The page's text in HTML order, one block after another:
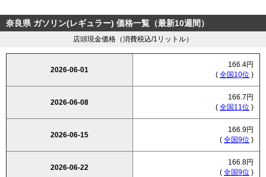
奈良県 ガソリン(レギュラー) 価格一覧（最新10週間）
店頭現金価格（消費税込/1リットル）
2026-06-01
166.4円
( 全国10位 )
2026-06-08
166.7円
( 全国11位 )
2026-06-15
166.9円
( 全国9位 )
2026-06-22
166.8円
( 全国9位 )